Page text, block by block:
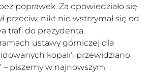
poprawek. Za opowiedziało się
przeciw, nikt nie wstrzymał się od
trafi do prezydenta.
ustawy górniczej dla
kopalń przewidziano
– piszemy w najnowszym